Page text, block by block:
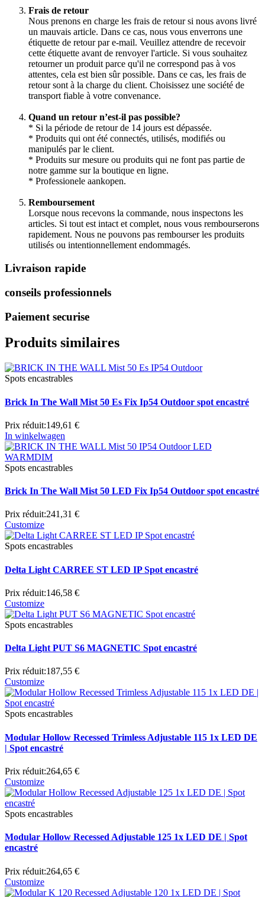
Frais de retour
Nous prenons en charge les frais de retour si nous avons livré
un mauvais article. Dans ce cas, nous vous enverrons une
étiquette de retour par e-mail. Veuillez attendre de recevoir
cette étiquette avant de renvoyer l'article. Si vous souhaitez
retourner un produit parce qu'il ne correspond pas à vos
attentes, cela est bien sûr possible. Dans ce cas, les frais de
retour sont à la charge du client. Choisissez une société de
transport fiable à votre convenance.
Quand un retour n’est-il pas possible?
* Si la période de retour de 14 jours est dépassée.
* Produits qui ont été connectés, utilisés, modifiés ou
manipulés par le client.
* Produits sur mesure ou produits qui ne font pas partie de
notre gamme sur la boutique en ligne.
* Professionele aankopen.
Remboursement
Lorsque nous recevons la commande, nous inspectons les
articles. Si tout est intact et complet, nous vous rembourserons
rapidement. Nous ne pouvons pas rembourser les produits
utilisés ou intentionnellement endommagés.
Livraison rapide
conseils professionnels
Paiement securise
Produits similaires
Spots encastrables
Brick In The Wall Mist 50 Es Fix Ip54 Outdoor spot encastré
Prix réduit:149,61 €
In winkelwagen
Spots encastrables
Brick In The Wall Mist 50 LED Fix Ip54 Outdoor spot encastré
Prix réduit:241,31 €
Customize
Spots encastrables
Delta Light CARREE ST LED IP Spot encastré
Prix réduit:146,58 €
Customize
Spots encastrables
Delta Light PUT S6 MAGNETIC Spot encastré
Prix réduit:187,55 €
Customize
Spots encastrables
Modular Hollow Recessed Trimless Adjustable 115 1x LED DE
| Spot encastré
Prix réduit:264,65 €
Customize
Spots encastrables
Modular Hollow Recessed Adjustable 125 1x LED DE | Spot
encastré
Prix réduit:264,65 €
Customize